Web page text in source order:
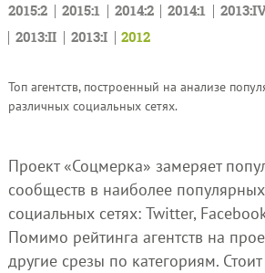
2015:2
2015:1 2014:2 2014:1
2013:II
2013:I 2012
Топ агентств, построенный на анализе
различных социальных сетях.
Проект «Соцмерка» замеряет
сообществ в наиболее
социальных сетях: Twitter,
Помимо рейтинга агентств на
другие срезы по категориям.